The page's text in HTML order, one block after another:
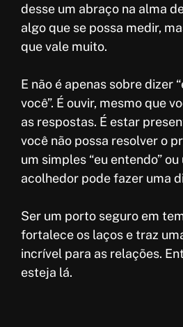
desse um abraço na alma
algo que se possa medir,
que vale muito.
E não é apenas sobre dizer
você”. É ouvir, mesmo que
as respostas. É estar
você não possa resolver o
um simples “eu entendo”
acolhedor pode fazer uma
Ser um porto seguro em
fortalece os laços e traz
incrível para as relações.
esteja lá.